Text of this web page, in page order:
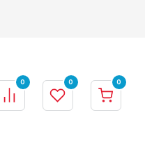
0 0 0